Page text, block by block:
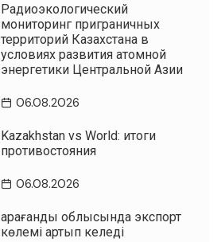
Радиоэкологический
мониторинг приграничных
территорий Казахстана в
условиях развития атомной
энергетики Центральной Азии
06.08.2026
Kazakhstan vs World: итоги
противостояния
06.08.2026
Қарағанды облысында экспорт
көлемі артып келеді